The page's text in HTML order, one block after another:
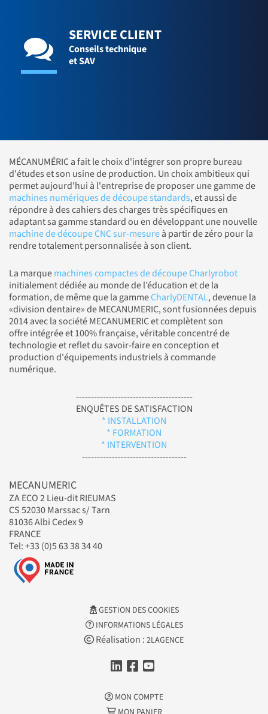
SERVICE CLIENT
Conseils technique
et SAV
MÉCANUMÉRIC a fait le choix d'intégrer son propre bureau
d'études et son usine de production. Un choix ambitieux qui
permet aujourd'hui à l'entreprise de proposer une gamme de
machines numériques de découpe standards, et aussi de
répondre à des cahiers des charges très spécifiques en
adaptant sa gamme standard ou en développant une nouvelle
machine de découpe CNC sur-mesureà partir de zéro pour la
rendre totalement personnalisée à son client.
La marquemachines compactes de découpe Charlyrobot
initialement dédiée au monde de l’éducation et de la
formation, de même que la gammeCharlyDENTAL, devenue la
«division dentaire» de MECANUMERIC, sont fusionnées depuis
2014 avec la société MECANUMERIC et complètent son
offre intégrée et 100% française, véritable concentré de
technologie et reflet du savoir-faire en conception et
production d'équipements industriels à commande
numérique.
---------------------------------------
ENQUÊTES DE SATISFACTION
* INSTALLATION
* FORMATION
* INTERVENTION
-----------------------------------
MECANUMERIC
ZA ECO 2 Lieu-dit RIEUMAS
CS 52030 Marssac s/ Tarn
81036 Albi Cedex 9
FRANCE
Tel: +33 (0)5 63 38 34 40
GESTION DES COOKIES
INFORMATIONS LÉGALES
Réalisation : 2LAGENCE
MON COMPTE